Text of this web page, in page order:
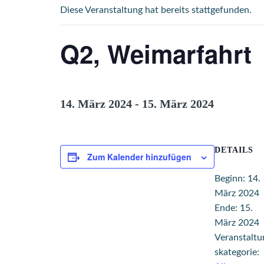
Diese Veranstaltung hat bereits stattgefunden.
Q2, Weimarfahrt
14. März 2024 - 15. März 2024
Zum Kalender hinzufügen
DETAILS
Beginn: 14.
März 2024
Ende: 15.
März 2024
skategorie: